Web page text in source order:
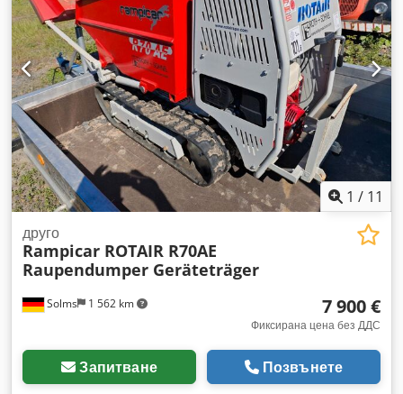
1 / 11
Solms 1 562 km
друго
Rampicar ROTAIR R70AE
Raupendumper Geräteträger
7 900 €
Фиксирана цена без ДДС
Запитване Позвънете